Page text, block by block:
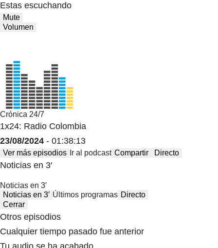
Estas escuchando
Mute
Volumen
Crónica 24/7
1x24: Radio Colombia
23/08/2024 - 01:38:13
Ver más episodios Ir al podcast Compartir Directo
Noticias en 3′
Noticias en 3′
Noticias en 3′ Últimos programas Directo
Cerrar
Otros episodios
Cualquier tiempo pasado fue anterior